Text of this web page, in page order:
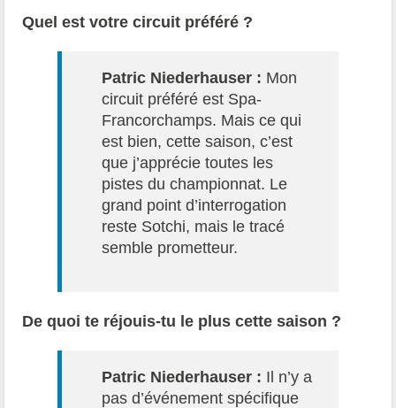
Quel est votre circuit préféré ?
Patric Niederhauser : Mon
circuit préféré est Spa-
Francorchamps. Mais ce qui
est bien, cette saison, c’est
que j’apprécie toutes les
pistes du championnat. Le
grand point d’interrogation
reste Sotchi, mais le tracé
semble prometteur.
De quoi te réjouis-tu le plus cette saison ?
Patric Niederhauser : Il n’y a
pas d’événement spécifique